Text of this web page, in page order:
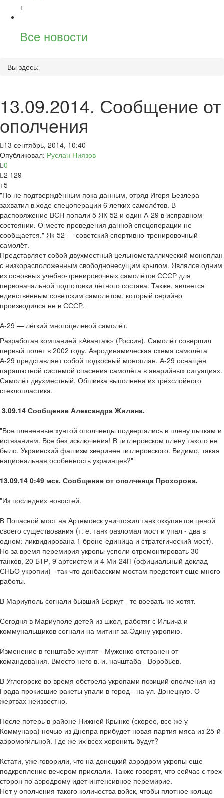
+
Все новости
Вы здесь:
13.09.2014. Сообщение от
ополчения
13 сентябрь, 2014, 10:40
Опубликовал: Руслан Ниязов
0
2 129
+5
"По не подтверждённым пока данным, отряд Игоря Безлера
захватил в ходе спецоперации 6 легких самолётов. В
распоряжение ВСН попали 5 ЯК-52 и один А-29 в исправном
состоянии. О месте проведения данной спецоперации не
сообщается." Як-52 — советский спортивно-тренировочный
самолёт.
Представляет собой двухместный цельнометаллический моноплан
с низкорасположенным свободнонесущим крылом. Являлся одним
из основных учебно-тренировочных самолётов СССР для
первоначальной подготовки лётного состава. Также, является
единственным советским самолетом, который серийно
производился не в СССР.
А-29 — лёгкий многоцелевой самолёт.
Разработан компанией «Авантаж» (Россия). Самолёт совершил
первый полет в 2002 году. Аэродинамическая схема самолёта
А-29 представляет собой подкосный моноплан. А-29 оснащён
парашютной системой спасения самолёта в аварийных ситуациях.
Самолёт двухместный. Обшивка выполнена из трёхслойного
стеклопластика.
3.09.14 Сообщение Александра Жилина.
"Все плененные хунтой ополченцы подвергались в плену пыткам и
истязаниям. Все без исключения! В гитлеровском плену такого не
было. Украинский фашизм зверинее гитлеровского. Видимо, такая
национальная особенность украинцев?"
13.09.14 0:49 мск. Сообщение от ополченца Прохорова.
"Из последних новостей.
В Попасной мост на Артемовск уничтожил танк оккупантов ценой
своего существования (т. е. танк разломал мост и упал - два в
одном: ликвидирована 1 броне-единица и стратегический мост).
Но за время перемирия укропы успели отремонтировать 30
танков, 20 БТР, 9 артсистем и 4 Ми-24П (официальный доклад
СНБО укропии) - так что донбасским мостам предстоит еще много
работы.
В Мариуполь согнали бывший Беркут - те воевать не хотят.
Сегодня в Мариуполе детей из школ, работяг с Ильича и
коммунальщиков согнали на митинг за Эдину укропию.
Изменение в генштабе хунтят - Муженко отстранен от
командования. Вместо него в. и. начштаба - Воробьев.
В Углегорске во время обстрела укропами позиций ополчения из
Града прокисшие ракеты упали в город - на ул. Донецкую. О
жертвах неизвестно.
После потерь в районе Нижней Крынке (скорее, все же у
Коммунара) ночью из Днепра прибудет новая партия мяса из 25-й
аэромогильной. Где же их всех хоронить будут?
Кстати, уже говорили, что на донецкий аэродром укропы еще
подкрепление вечером прислали. Также говорят, что сейчас с трех
сторон по аэродрому идет интенсивное перемирие.
Нет у ополчения такого количества войск, чтобы плотное кольцо